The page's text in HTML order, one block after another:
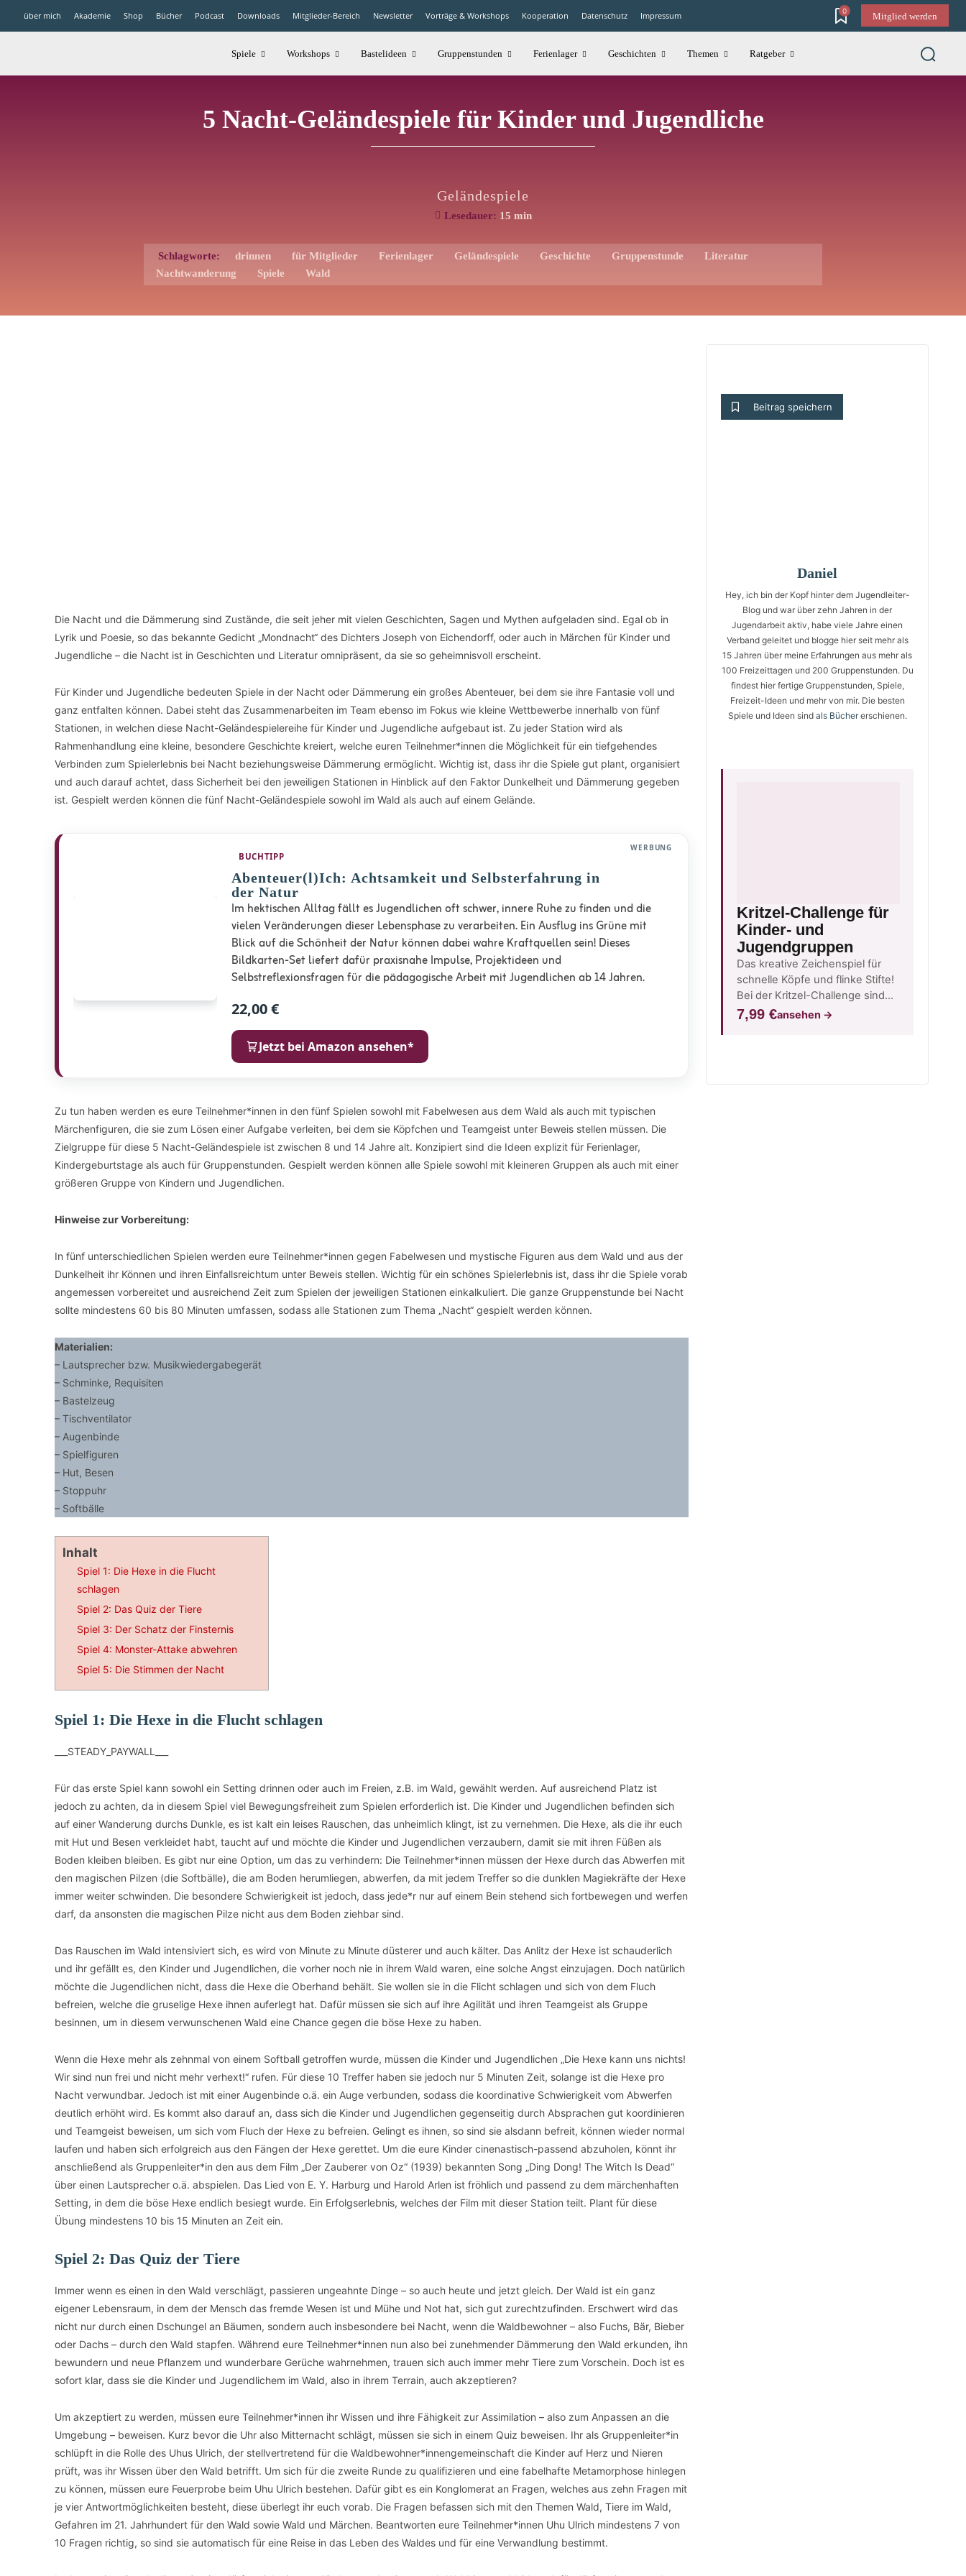
über mich Akademie Shop Bücher Podcast Downloads Mitglieder-Bereich Newsletter Vorträge & Workshops Kooperation Datenschutz Impressum 0
Mitglied werden
Spiele Workshops Bastelideen Gruppenstunden Ferienlager Geschichten Themen Ratgeber
5 Nacht-Geländespiele für Kinder und Jugendliche
Geländespiele
Lesedauer: 15 min
Schlagworte: drinnen für Mitglieder Ferienlager Geländespiele Geschichte Gruppenstunde
Literatur
Nachtwanderung
Spiele Wald
Die Nacht und die Dämmerung sind Zustände, die seit jeher mit vielen Geschichten, Sagen und Mythen aufgeladen sind. Egal ob in
Lyrik und Poesie, so das bekannte Gedicht „Mondnacht“ des Dichters Joseph von Eichendorff, oder auch in Märchen für Kinder und
Jugendliche – die Nacht ist in Geschichten und Literatur omnipräsent, da sie so geheimnisvoll erscheint.
Für Kinder und Jugendliche bedeuten Spiele in der Nacht oder Dämmerung ein großes Abenteuer, bei dem sie ihre Fantasie voll und
ganz entfalten können. Dabei steht das Zusammenarbeiten im Team ebenso im Fokus wie kleine Wettbewerbe innerhalb von fünf
Stationen, in welchen diese Nacht-Geländespielereihe für Kinder und Jugendliche aufgebaut ist. Zu jeder Station wird als
Rahmenhandlung eine kleine, besondere Geschichte kreiert, welche euren Teilnehmer*innen die Möglichkeit für ein tiefgehendes
Verbinden zum Spielerlebnis bei Nacht beziehungsweise Dämmerung ermöglicht. Wichtig ist, dass ihr die Spiele gut plant, organisiert
und auch darauf achtet, dass Sicherheit bei den jeweiligen Stationen in Hinblick auf den Faktor Dunkelheit und Dämmerung gegeben
ist. Gespielt werden können die fünf Nacht-Geländespiele sowohl im Wald als auch auf einem Gelände.
WERBUNG
BUCHTIPP
Abenteuer(l)Ich: Achtsamkeit und Selbsterfahrung in
der Natur
Im hektischen Alltag fällt es Jugendlichen oft schwer, innere Ruhe zu finden und die
vielen Veränderungen dieser Lebensphase zu verarbeiten. Ein Ausflug ins Grüne mit
Blick auf die Schönheit der Natur können dabei wahre Kraftquellen sein! Dieses
Bildkarten-Set liefert dafür praxisnahe Impulse, Projektideen und
Selbstreflexionsfragen für die pädagogische Arbeit mit Jugendlichen ab 14 Jahren.
22,00 €
Jetzt bei Amazon ansehen*
Zu tun haben werden es eure Teilnehmer*innen in den fünf Spielen sowohl mit Fabelwesen aus dem Wald als auch mit typischen
Märchenfiguren, die sie zum Lösen einer Aufgabe verleiten, bei dem sie Köpfchen und Teamgeist unter Beweis stellen müssen. Die
Zielgruppe für diese 5 Nacht-Geländespiele ist zwischen 8 und 14 Jahre alt. Konzipiert sind die Ideen explizit für Ferienlager,
Kindergeburtstage als auch für Gruppenstunden. Gespielt werden können alle Spiele sowohl mit kleineren Gruppen als auch mit einer
größeren Gruppe von Kindern und Jugendlichen.
Hinweise zur Vorbereitung:
In fünf unterschiedlichen Spielen werden eure Teilnehmer*innen gegen Fabelwesen und mystische Figuren aus dem Wald und aus der
Dunkelheit ihr Können und ihren Einfallsreichtum unter Beweis stellen. Wichtig für ein schönes Spielerlebnis ist, dass ihr die Spiele vorab
angemessen vorbereitet und ausreichend Zeit zum Spielen der jeweiligen Stationen einkalkuliert. Die ganze Gruppenstunde bei Nacht
sollte mindestens 60 bis 80 Minuten umfassen, sodass alle Stationen zum Thema „Nacht“ gespielt werden können.
Materialien:
– Lautsprecher bzw. Musikwiedergabegerät
– Schminke, Requisiten
– Bastelzeug
– Tischventilator
– Augenbinde
– Spielfiguren
– Hut, Besen
– Stoppuhr
– Softbälle
Inhalt
Spiel 1: Die Hexe in die Flucht
schlagen
Spiel 2: Das Quiz der Tiere
Spiel 3: Der Schatz der Finsternis
Spiel 4: Monster-Attake abwehren
Spiel 5: Die Stimmen der Nacht
Spiel 1: Die Hexe in die Flucht schlagen
___STEADY_PAYWALL___
Für das erste Spiel kann sowohl ein Setting drinnen oder auch im Freien, z.B. im Wald, gewählt werden. Auf ausreichend Platz ist
jedoch zu achten, da in diesem Spiel viel Bewegungsfreiheit zum Spielen erforderlich ist. Die Kinder und Jugendlichen befinden sich
auf einer Wanderung durchs Dunkle, es ist kalt ein leises Rauschen, das unheimlich klingt, ist zu vernehmen. Die Hexe, als die ihr euch
mit Hut und Besen verkleidet habt, taucht auf und möchte die Kinder und Jugendlichen verzaubern, damit sie mit ihren Füßen als
Boden kleiben bleiben. Es gibt nur eine Option, um das zu verhindern: Die Teilnehmer*innen müssen der Hexe durch das Abwerfen mit
den magischen Pilzen (die Softbälle), die am Boden herumliegen, abwerfen, da mit jedem Treffer so die dunklen Magiekräfte der Hexe
immer weiter schwinden. Die besondere Schwierigkeit ist jedoch, dass jede*r nur auf einem Bein stehend sich fortbewegen und werfen
darf, da ansonsten die magischen Pilze nicht aus dem Boden ziehbar sind.
Das Rauschen im Wald intensiviert sich, es wird von Minute zu Minute düsterer und auch kälter. Das Anlitz der Hexe ist schauderlich
und ihr gefällt es, den Kinder und Jugendlichen, die vorher noch nie in ihrem Wald waren, eine solche Angst einzujagen. Doch natürlich
möchte die Jugendlichen nicht, dass die Hexe die Oberhand behält. Sie wollen sie in die Flicht schlagen und sich von dem Fluch
befreien, welche die gruselige Hexe ihnen auferlegt hat. Dafür müssen sie sich auf ihre Agilität und ihren Teamgeist als Gruppe
besinnen, um in diesem verwunschenen Wald eine Chance gegen die böse Hexe zu haben.
Wenn die Hexe mehr als zehnmal von einem Softball getroffen wurde, müssen die Kinder und Jugendlichen „Die Hexe kann uns nichts!
Wir sind nun frei und nicht mehr verhext!“ rufen. Für diese 10 Treffer haben sie jedoch nur 5 Minuten Zeit, solange ist die Hexe pro
Nacht verwundbar. Jedoch ist mit einer Augenbinde o.ä. ein Auge verbunden, sodass die koordinative Schwierigkeit vom Abwerfen
deutlich erhöht wird. Es kommt also darauf an, dass sich die Kinder und Jugendlichen gegenseitig durch Absprachen gut koordinieren
und Teamgeist beweisen, um sich vom Fluch der Hexe zu befreien. Gelingt es ihnen, so sind sie alsdann befreit, können wieder normal
laufen und haben sich erfolgreich aus den Fängen der Hexe gerettet. Um die eure Kinder cinenastisch-passend abzuholen, könnt ihr
anschließend als Gruppenleiter*in den aus dem Film „Der Zauberer von Oz“ (1939) bekannten Song „Ding Dong! The Witch Is Dead“
über einen Lautsprecher o.ä. abspielen. Das Lied von E. Y. Harburg und Harold Arlen ist fröhlich und passend zu dem märchenhaften
Setting, in dem die böse Hexe endlich besiegt wurde. Ein Erfolgserlebnis, welches der Film mit dieser Station teilt. Plant für diese
Übung mindestens 10 bis 15 Minuten an Zeit ein.
Spiel 2: Das Quiz der Tiere
Immer wenn es einen in den Wald verschlägt, passieren ungeahnte Dinge – so auch heute und jetzt gleich. Der Wald ist ein ganz
eigener Lebensraum, in dem der Mensch das fremde Wesen ist und Mühe und Not hat, sich gut zurechtzufinden. Erschwert wird das
nicht nur durch einen Dschungel an Bäumen, sondern auch insbesondere bei Nacht, wenn die Waldbewohner – also Fuchs, Bär, Bieber
oder Dachs – durch den Wald stapfen. Während eure Teilnehmer*innen nun also bei zunehmender Dämmerung den Wald erkunden, ihn
bewundern und neue Pflanzem und wunderbare Gerüche wahrnehmen, trauen sich auch immer mehr Tiere zum Vorschein. Doch ist es
sofort klar, dass sie die Kinder und Jugendlichem im Wald, also in ihrem Terrain, auch akzeptieren?
Um akzeptiert zu werden, müssen eure Teilnehmer*innen ihr Wissen und ihre Fähigkeit zur Assimilation – also zum Anpassen an die
Umgebung – beweisen. Kurz bevor die Uhr also Mitternacht schlägt, müssen sie sich in einem Quiz beweisen. Ihr als Gruppenleiter*in
schlüpft in die Rolle des Uhus Ulrich, der stellvertretend für die Waldbewohner*innengemeinschaft die Kinder auf Herz und Nieren
prüft, was ihr Wissen über den Wald betrifft. Um sich für die zweite Runde zu qualifizieren und eine fabelhafte Metamorphose hinlegen
zu können, müssen eure Feuerprobe beim Uhu Ulrich bestehen. Dafür gibt es ein Konglomerat an Fragen, welches aus zehn Fragen mit
je vier Antwortmöglichkeiten besteht, diese überlegt ihr euch vorab. Die Fragen befassen sich mit den Themen Wald, Tiere im Wald,
Gefahren im 21. Jahrhundert für den Wald sowie Wald und Märchen. Beantworten eure Teilnehmer*innen Uhu Ulrich mindestens 7 von
10 Fragen richtig, so sind sie automatisch für eine Reise in das Leben des Waldes und für eine Verwandlung bestimmt.
Beitrag speichern
Daniel
Hey, ich bin der Kopf hinter dem Jugendleiter-
Blog und war über zehn Jahren in der
Jugendarbeit aktiv, habe viele Jahre einen
Verband geleitet und blogge hier seit mehr als
15 Jahren über meine Erfahrungen aus mehr als
100 Freizeittagen und 200 Gruppenstunden. Du
findest hier fertige Gruppenstunden, Spiele,
Freizeit-Ideen und mehr von mir. Die besten
Spiele und Ideen sind als Büchererschienen.
Kritzel-Challenge für
Kinder- und
Jugendgruppen
Das kreative Zeichenspiel für
schnelle Köpfe und flinke Stifte!
Bei der Kritzel-Challenge sind
Fantasie, Teamgeist und S…
7,99 €ansehen →